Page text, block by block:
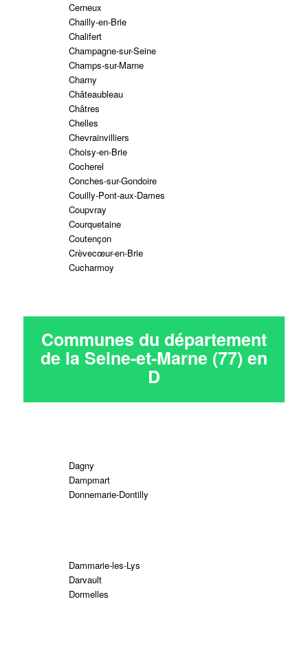
Cerneux
Chailly-en-Brie
Chalifert
Champagne-sur-Seine
Champs-sur-Marne
Charny
Châteaubleau
Châtres
Chelles
Chevrainvilliers
Choisy-en-Brie
Cocherel
Conches-sur-Gondoire
Couilly-Pont-aux-Dames
Coupvray
Courquetaine
Coutençon
Crèvecœur-en-Brie
Cucharmoy
Communes du département
de la Seine-et-Marne (77) en
D
Dagny
Dampmart
Donnemarie-Dontilly
Dammarie-les-Lys
Darvault
Dormelles